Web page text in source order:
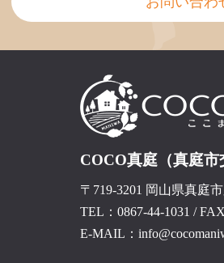
COCO真庭（真庭市
〒719-3201 岡山県真庭
TEL：0867-44-1031 /
E-MAIL：